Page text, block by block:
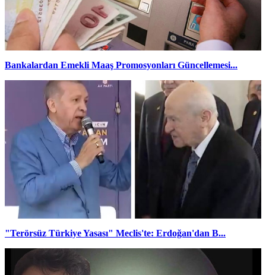
Bankalardan Emekli Maaş Promosyonları Güncellemesi...
"Terörsüz Türkiye Yasası" Meclis'te: Erdoğan'dan B...